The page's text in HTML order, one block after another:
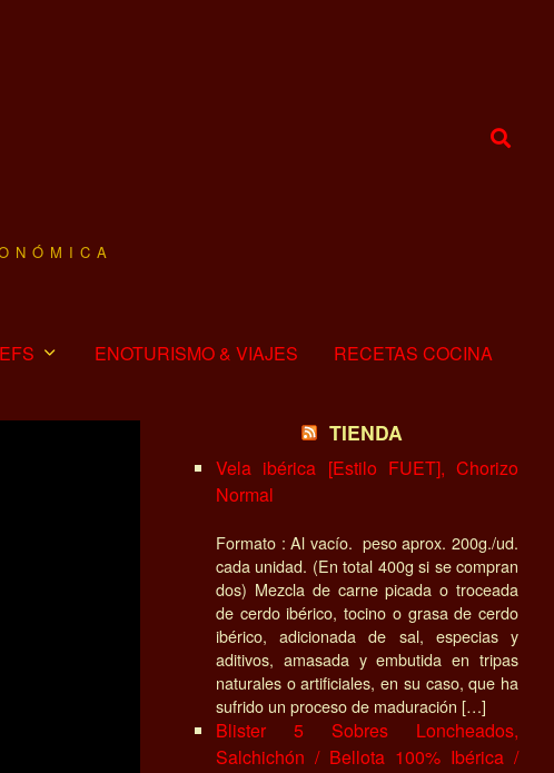
ENOTURISMO & VIAJES RECETAS COCINA
TIENDA
Vela ibérica [Estilo FUET], Chorizo
Normal
Formato : Al vacío. peso aprox. 200g./ud.
cada unidad. (En total 400g si se compran
dos) Mezcla de carne picada o troceada
de cerdo ibérico, tocino o grasa de cerdo
ibérico, adicionada de sal, especias y
aditivos, amasada y embutida en tripas
naturales o artificiales, en su caso, que ha
sufrido un proceso de maduración […]
Blister 5 Sobres Loncheados,
Salchichón / Bellota 100% Ibérica /